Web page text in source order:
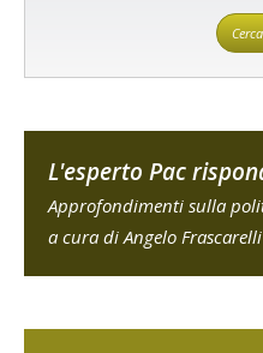
L'esperto Pac
Approfondimenti sulla
a cura di Angelo Frascarelli